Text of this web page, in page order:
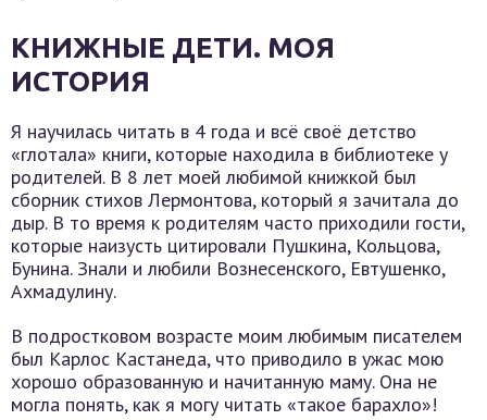
КНИЖНЫЕ ДЕТИ. МОЯ
ИСТОРИЯ
Я научилась читать в 4 года и всё своё детство
«глотала» книги, которые находила в библиотеке у
родителей. В 8 лет моей любимой книжкой был
сборник стихов Лермонтова, который я зачитала до
дыр. В то время к родителям часто приходили гости,
которые наизусть цитировали Пушкина, Кольцова,
Бунина. Знали и любили Вознесенского, Евтушенко,
Ахмадулину.
В подростковом возрасте моим любимым писателем
был Карлос Кастанеда, что приводило в ужас мою
хорошо образованную и начитанную маму. Она не
могла понять, как я могу читать «такое барахло»!